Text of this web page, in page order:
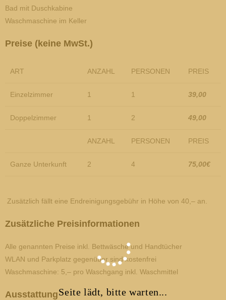
Seite lädt, bitte warten...
Bad mit Duschkabine
Waschmaschine im Keller
Preise (keine MwSt.)
ART ANZAHL PERSONEN PREIS
Einzelzimmer 1 1 39,00
Doppelzimmer 1 2 49,00
ANZAHL PERSONEN PREIS
Ganze Unterkunft 2 4 75,00€
Zusätzlich fällt eine Endreinigungsgebühr in Höhe von 40,– an.
Zusätzliche Preisinformationen
Alle genannten Preise inkl. Bettwäsche und Handtücher
WLAN und Parkplatz gegenüber sind kostenfrei
Waschmaschine: 5,– pro Waschgang inkl. Waschmittel
Ausstattung